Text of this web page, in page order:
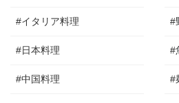
#イタリア料理
#日本料理
#中国料理
#
#
#